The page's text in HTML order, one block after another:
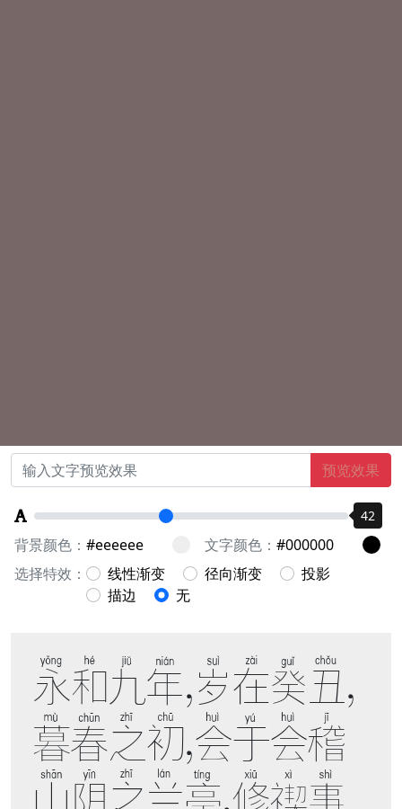
预览效果
背景颜色：
文字颜色：
选择特效：
线性渐变 径向渐变
投影
描边
无
永和九年，岁在癸丑，
暮春之初，会于会稽
山阴之兰亭，修禊事
42